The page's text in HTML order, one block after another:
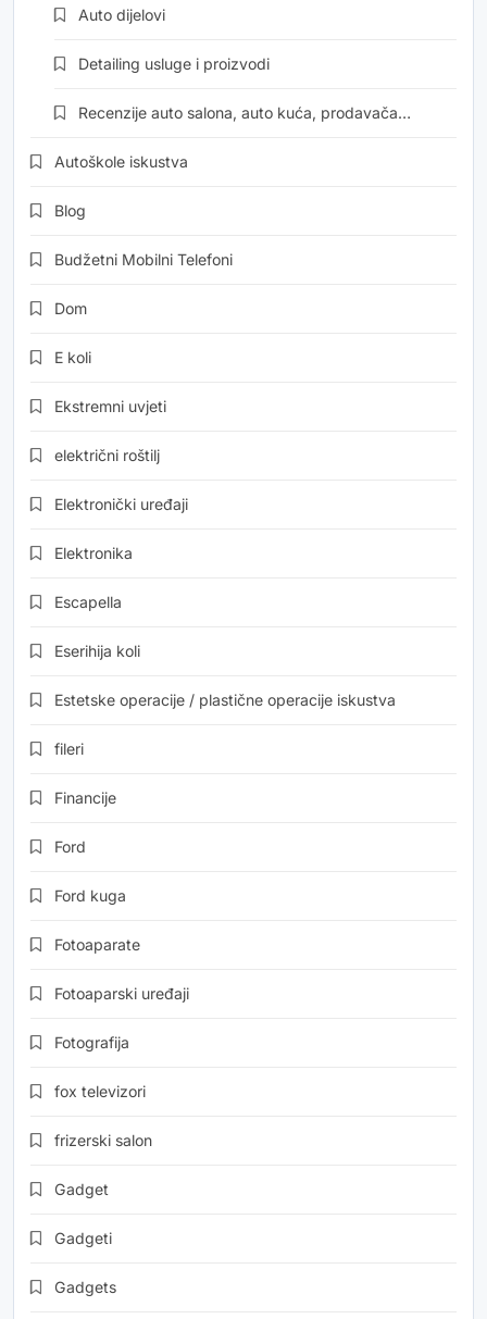
Auto dijelovi
Detailing usluge i proizvodi
Recenzije auto salona, auto kuća, prodavača…
Autoškole iskustva
Blog
Budžetni Mobilni Telefoni
Dom
E koli
Ekstremni uvjeti
električni roštilj
Elektronički uređaji
Elektronika
Escapella
Eserihija koli
Estetske operacije / plastične operacije iskustva
fileri
Financije
Ford
Ford kuga
Fotoaparate
Fotoaparski uređaji
Fotografija
fox televizori
frizerski salon
Gadget
Gadgeti
Gadgets